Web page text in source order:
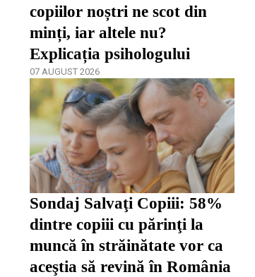
copiilor noștri ne scot din
minți, iar altele nu?
Explicația psihologului
07 AUGUST 2026
Sondaj Salvaţi Copiii: 58%
dintre copiii cu părinţi la
muncă în străinătate vor ca
aceştia să revină în România